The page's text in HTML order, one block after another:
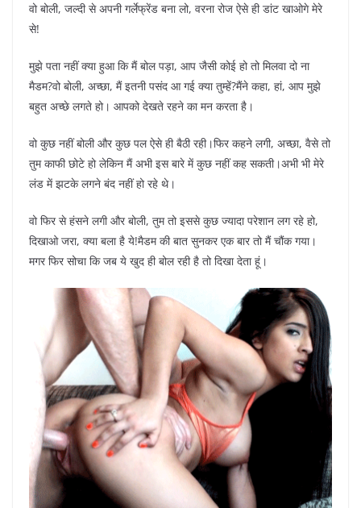
वो बोली, जल्दी से अपनी गर्लेफ्रेंड बना लो, वरना रोज ऐसे ही डांट खाओगे मेरे
से!
मुझे पता नहीं क्या हुआ कि मैं बोल पड़ा, आप जैसी कोई हो तो मिलवा दो ना
मैडम?वो बोली, अच्छा, मैं इतनी पसंद आ गई क्या तुम्हें?मैंने कहा, हां, आप मुझे
बहुत अच्छे लगते हो। आपको देखते रहने का मन करता है।
वो कुछ नहीं बोली और कुछ पल ऐसे ही बैठी रही।फिर कहने लगी, अच्छा, वैसे तो
तुम काफी छोटे हो लेकिन मैं अभी इस बारे में कुछ नहीं कह सकती।अभी भी मेरे
लंड में झटके लगने बंद नहीं हो रहे थे।
वो फिर से हंसने लगी और बोली, तुम तो इससे कुछ ज्यादा परेशान लग रहे हो,
दिखाओ जरा, क्या बला है ये!मैडम की बात सुनकर एक बार तो मैं चौंक गया।
मगर फिर सोचा कि जब ये खुद ही बोल रही है तो दिखा देता हूं।